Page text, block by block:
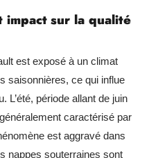
impact sur la qualité
est exposé à un climat
saisonnières, ce qui influe
L’été, période allant de juin
caractérisé par
est aggravé dans
nappes souterraines sont